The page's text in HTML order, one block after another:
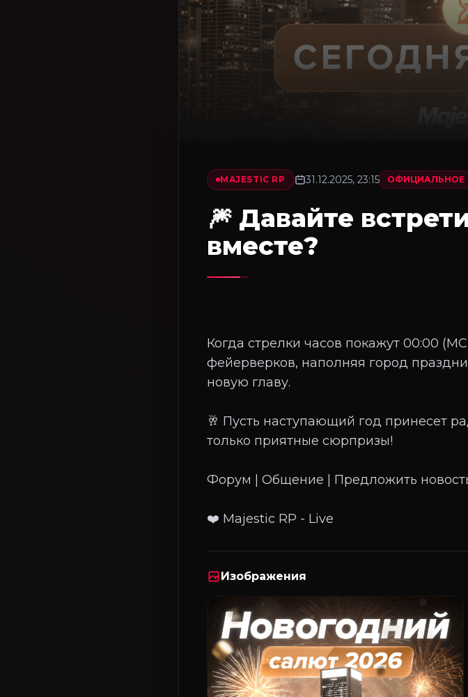
MAJESTIC RP 31.12.2025, 23:15 ОФИЦИАЛЬНОЕ
🎆 Давайте
вместе?
Когда стрелки часов покажут 00:00
фейерверков, наполняя город
новую главу.
🥂 Пусть наступающий год принесет
только приятные сюрпризы!
Форум | Общение | Предложить
Изображения